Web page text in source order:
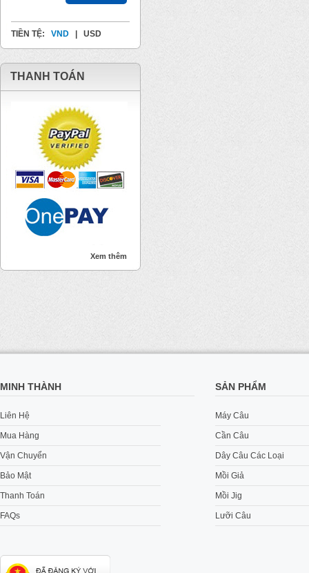
TIỀN TỆ: VND USD
THANH TOÁN
Xem thêm
MINH THÀNH
Liên Hệ
Mua Hàng
Vận Chuyển
Bảo Mật
Thanh Toán
FAQs
SẢN PHẨM
Máy Câu
Cần Câu
Dây Câu Các Loại
Mồi Giả
Mồi Jig
Lưỡi Câu